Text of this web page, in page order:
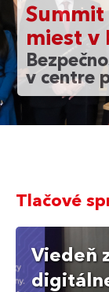
miest v
v centre
Tlačové
Viedeň